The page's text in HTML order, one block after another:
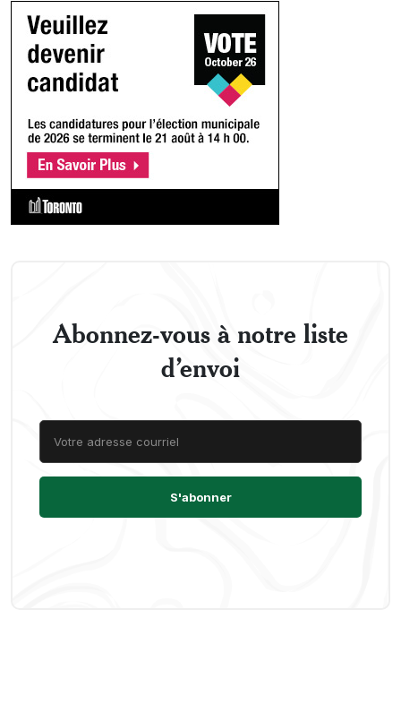
Abonnez-vous à notre liste
d’envoi